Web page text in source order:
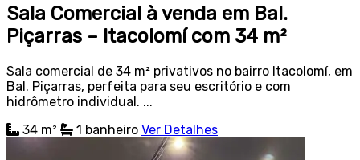
Sala Comercial à venda em Bal.
Piçarras – Itacolomí com 34 m²
Sala comercial de 34 m² privativos no bairro Itacolomí, em
Bal. Piçarras, perfeita para seu escritório e com
hidrômetro individual. ...
34 m²
1 banheiro Ver Detalhes